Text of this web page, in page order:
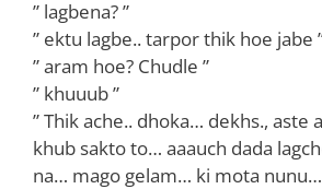
” lagbena? ”
” ektu lagbe.. tarpor thik hoe jabe
” aram hoe? Chudle ”
” khuuub ”
” Thik ache.. dhoka… dekhs., aste
khub sakto to… aaauch dada
na… mago gelam… ki mota